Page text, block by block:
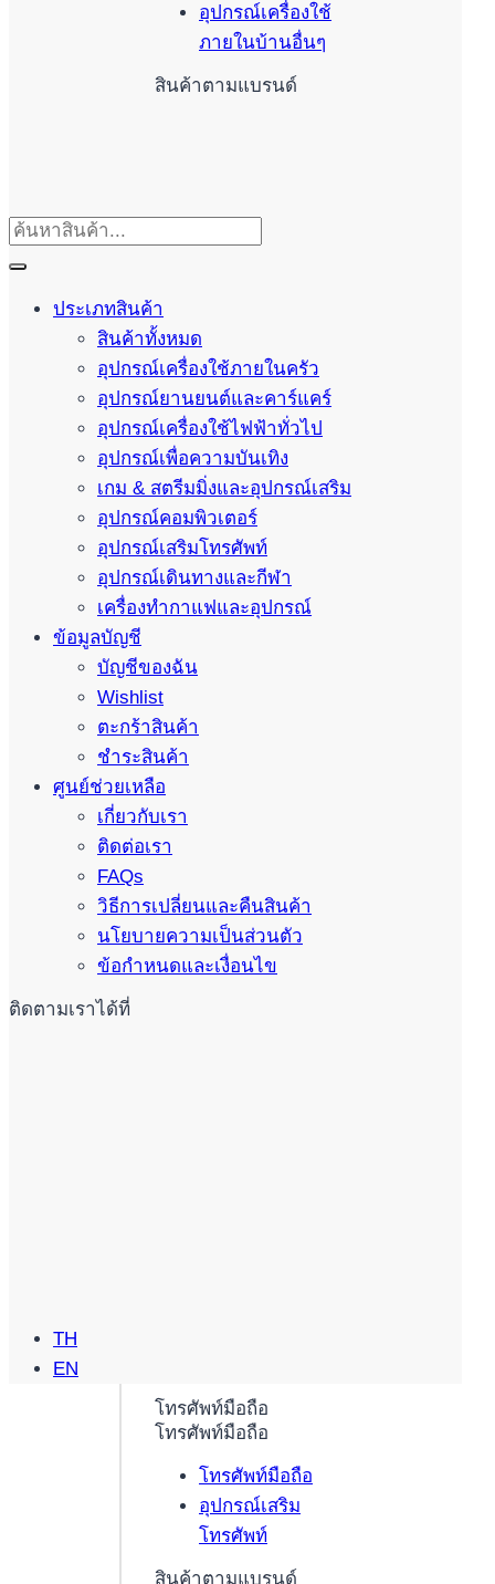
อุปกรณ์เครื่องใช้
ภายในบ้านอื่นๆ
สินค้าตามแบรนด์
โทรศัพท์มือถือ
โทรศัพท์มือถือ
โทรศัพท์มือถือ
อุปกรณ์เสริม
โทรศัพท์
สินค้าตามแบรนด์
ประเภทสินค้า
สินค้าทั้งหมด
อุปกรณ์เครื่องใช้ภายในครัว
อุปกรณ์ยานยนต์และคาร์แคร์
อุปกรณ์เครื่องใช้ไฟฟ้าทั่วไป
อุปกรณ์เพื่อความบันเทิง
เกม & สตรีมมิ่งและอุปกรณ์เสริม
อุปกรณ์คอมพิวเตอร์
อุปกรณ์เสริมโทรศัพท์
อุปกรณ์เดินทางและกีฬา
เครื่องทำกาแฟและอุปกรณ์
ข้อมูลบัญชี
บัญชีของฉัน
Wishlist
ตะกร้าสินค้า
ชำระสินค้า
ศูนย์ช่วยเหลือ
เกี่ยวกับเรา
ติดต่อเรา
FAQs
วิธีการเปลี่ยนและคืนสินค้า
นโยบายความเป็นส่วนตัว
ข้อกำหนดและเงื่อนไข
ติดตามเราได้ที่
TH
EN